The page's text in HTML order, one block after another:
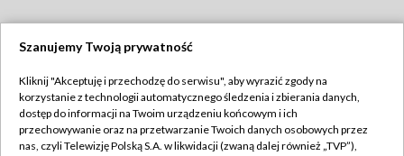
TVP
Abonament TVP
Regulamin TVP
Szanujemy Twoją prywatność
Kliknij "Akceptuję i przechodzę do serwisu", aby wyrazić zgody na
korzystanie z technologii automatycznego śledzenia i zbierania danych,
dostęp do informacji na Twoim urządzeniu końcowym i ich
przechowywanie oraz na przetwarzanie Twoich danych osobowych przez
nas, czyli Telewizję Polską S.A. w likwidacji (zwaną dalej również „TVP”),